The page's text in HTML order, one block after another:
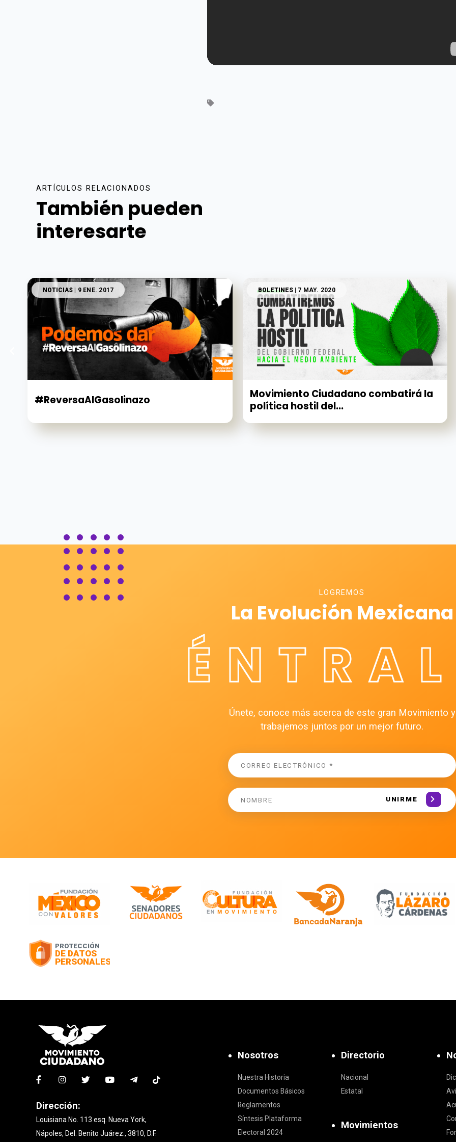
ARTÍCULOS RELACIONADOS
También pueden
interesarte
NOTICIAS | 9 ENE. 2017
#ReversaAlGasolinazo
BOLETINES| 7 MAY. 2020
Movimiento Ciudadano combatirá la
política hostil del...
LOGREMOS
La Evolución Mexicana
Únete, conoce más acerca de este gran Movimiento y
trabajemos juntos por un mejor futuro.
UNIRME
Dirección:
Louisiana No. 113 esq. Nueva York,
Nápoles, Del. Benito Juárez., 3810, D.F.
Nosotros
Nuestra Historia
Documentos Básicos
Reglamentos
Síntesis Plataforma
Electoral 2024
Directorio
Nacional
Estatal
Movimientos